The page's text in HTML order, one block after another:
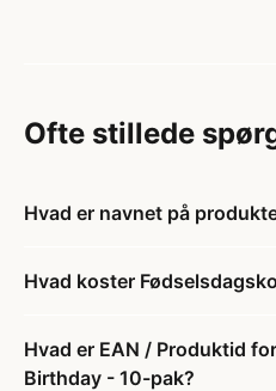
Ofte stillede
Hvad er navnet på
Hvad koster
Hvad er EAN / Produktid
Birthday - 10-pak?